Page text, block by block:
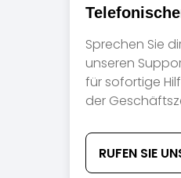
Sprechen Sie
unseren
für sofortige
der
RUFEN SIE